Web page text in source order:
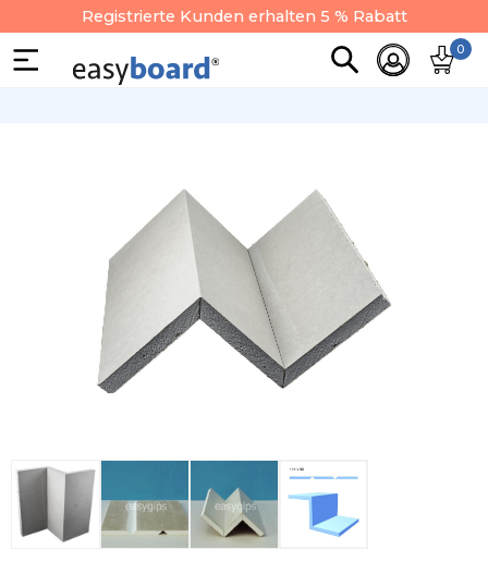
Registrierte Kunden erhalten 5 % Rabatt
0